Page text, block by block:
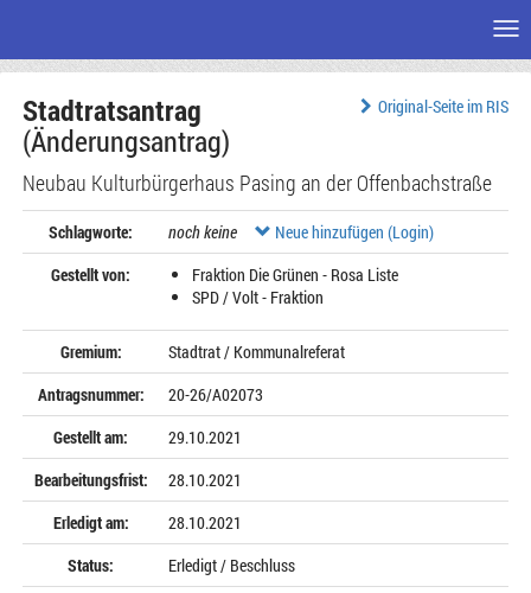
Seiteninhalt
Original-Seite im RIS
Stadtratsantrag
(Änderungsantrag)
Neubau Kulturbürgerhaus Pasing an der Offenbachstraße
Schlagworte: noch keine
Neue hinzufügen (Login)
Gestellt von:
Fraktion Die Grünen - Rosa Liste
SPD / Volt - Fraktion
Gremium:
Stadtrat / Kommunalreferat
Antragsnummer:
20-26/A02073
Gestellt am:
29.10.2021
Bearbeitungsfrist:
28.10.2021
Erledigt am:
28.10.2021
Status:
Erledigt / Beschluss